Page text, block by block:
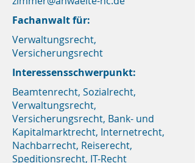
Fachanwalt für:
Verwaltungsrecht,
Versicherungsrecht
Interessensschwerpunkt:
Beamtenrecht, Sozialrecht,
Verwaltungsrecht,
Versicherungsrecht, Bank- und
Kapitalmarktrecht, Internetrecht,
Nachbarrecht, Reiserecht,
Speditionsrecht, IT-Recht